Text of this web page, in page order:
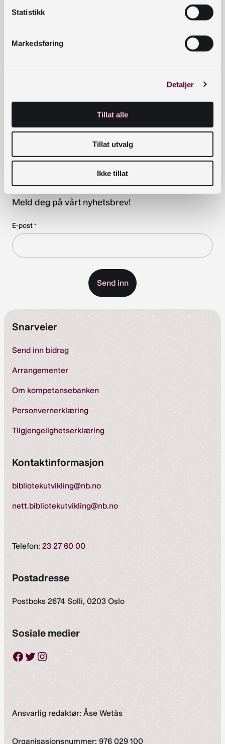
Statistikk
Markedsføring
Detaljer
Tillat alle
Tillat utvalg
Ikke tillat
påmelding, og du får tilsendt en unik lenke.
Hald deg oppdatert om nyheiter,
Påmeldingen er bekreftet
Meld deg på vårt nyhetsbrev!
E-post *
Snarveier
Send inn bidrag
Arrangementer
Om kompetansebanken
Personvernerklæring
Tilgjengelighetserklæring
Kontaktinformasjon
bibliotekutvikling@nb.no
nett.bibliotekutvikling@nb.no
Telefon: 23 27 60 00
Postadresse
Postboks 2674 Solli, 0203 Oslo
Sosiale medier
Facebook Twitter Instagram
Ansvarlig redaktør: Åse Wetås
Organisasjonsnummer: 976 029 100